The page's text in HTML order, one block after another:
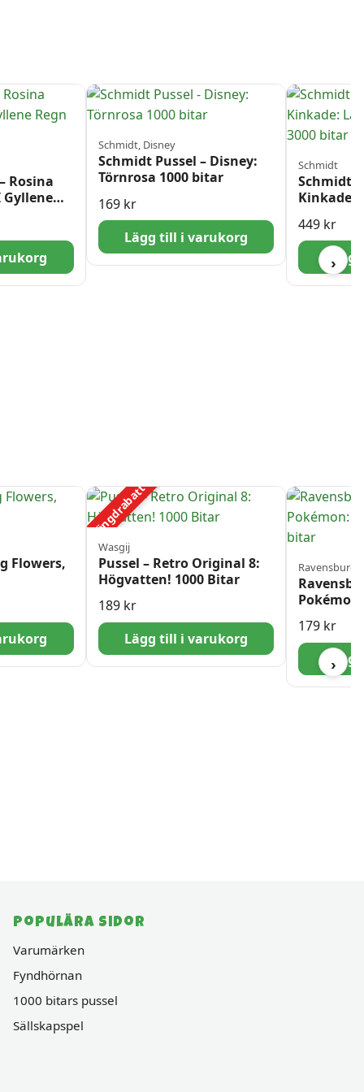
Rosina
Schmidt, Disney
Schmidt Pussel – Disney:
Törnrosa 1000 bitar
169 kr
Lägg till i varukorg
Schmidt
Schmidt
Kinkade:
449 kr
›
Flowers,
Mängdrabatt
Wasgij
Pussel – Retro Original 8:
Högvatten! 1000 Bitar
189 kr
Lägg till i varukorg
179 kr
›
Populära sidor
Varumärken
Fyndhörnan
1000 bitars pussel
Sällskapspel